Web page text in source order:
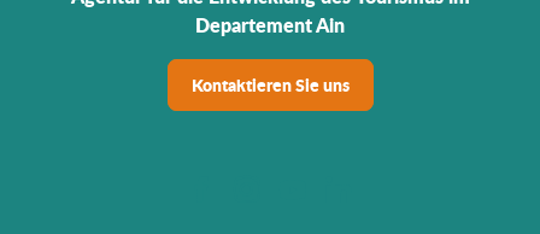
Departement Ain
Kontaktieren Sie uns